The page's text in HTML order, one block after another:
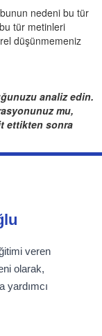
nedeni bu tür
tür metinleri
düşünmemeniz
analiz edin.
mu,
ettikten sonra
veren
olarak,
yardımcı